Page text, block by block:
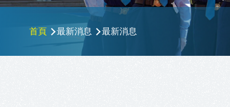
航
連
首頁 最新消息 最新消息